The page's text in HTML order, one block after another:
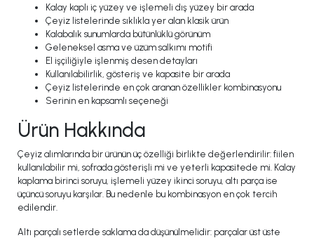
Kalay kaplı iç yüzey ve işlemeli dış yüzey bir arada
Çeyiz listelerinde sıklıkla yer alan klasik ürün
Kalabalık sunumlarda bütünlüklü görünüm
Geleneksel asma ve üzüm salkımı motifi
El işçiliğiyle işlenmiş desen detayları
Kullanılabilirlik, gösteriş ve kapasite bir arada
Çeyiz listelerinde en çok aranan özellikler kombinasyonu
Serinin en kapsamlı seçeneği
Ürün Hakkında
Çeyiz alımlarında bir ürünün üç özelliği birlikte değerlendirilir: fiilen
kullanılabilir mi, sofrada gösterişli mi ve yeterli kapasitede mi. Kalay
kaplama birinci soruyu, işlemeli yüzey ikinci soruyu, altı parça ise
üçüncü soruyu karşılar. Bu nedenle bu kombinasyon en çok tercih
edilendir.
Altı parçalı setlerde saklama da düşünülmelidir: parçalar üst üste